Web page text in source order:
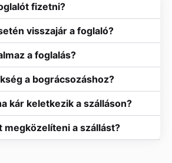
fizetni?
visszajár a foglaló?
a foglalás?
a bográcsozáshoz?
kár keletkezik a szálláson?
megközelíteni a szállást?